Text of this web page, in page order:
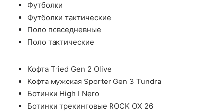
Футболки
Футболки тактические
Поло повседневные
Поло тактические
Кофта Tried Gen 2 Olive
Кофта мужская Sporter Gen 3 Tundra
Ботинки High I Nero
Ботинки трекинговые ROCK OX 26